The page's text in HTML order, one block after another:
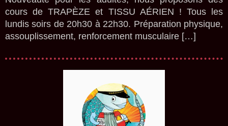
cours de TRAPÈZE et TISSU AÉRIEN ! Tous les
lundis soirs de 20h30 à 22h30. Préparation physique,
assouplissement, renforcement musculaire […]